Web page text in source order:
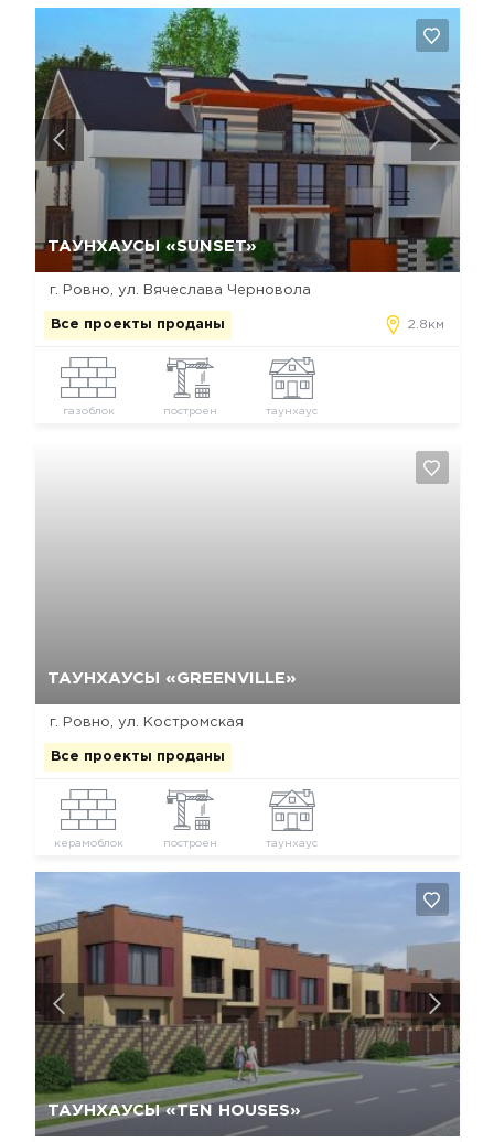
ТАУНХАУСЫ «SUNSET»
г. Ровно, ул. Вячеслава Черновола
Все проекты проданы 2.8км
газоблок построен таунхаус
Отмена
ТАУНХАУСЫ «GREENVILLE»
г. Ровно, ул. Костромская
Все проекты проданы
керамоблок построен таунхаус
ТАУНХАУСЫ «TEN HOUSES»
Да, удалить Отмена